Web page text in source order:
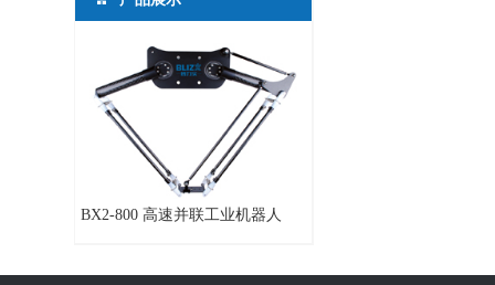
BX2-800 高速并联工业机器人